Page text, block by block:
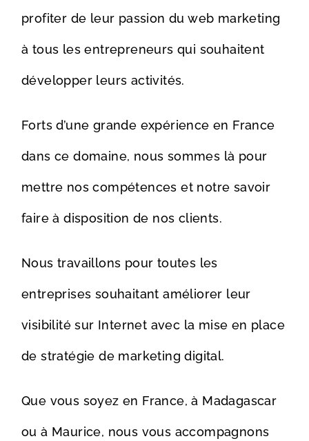
profiter de leur passion du web marketing
à tous les entrepreneurs qui souhaitent
développer leurs activités.
Forts d’une grande expérience en France
dans ce domaine, nous sommes là pour
mettre nos compétences et notre savoir
faire à disposition de nos clients.
Nous travaillons pour toutes les
entreprises souhaitant améliorer leur
visibilité sur Internet avec la mise en place
de stratégie de marketing digital.
Que vous soyez en France, à Madagascar
ou à Maurice, nous vous accompagnons